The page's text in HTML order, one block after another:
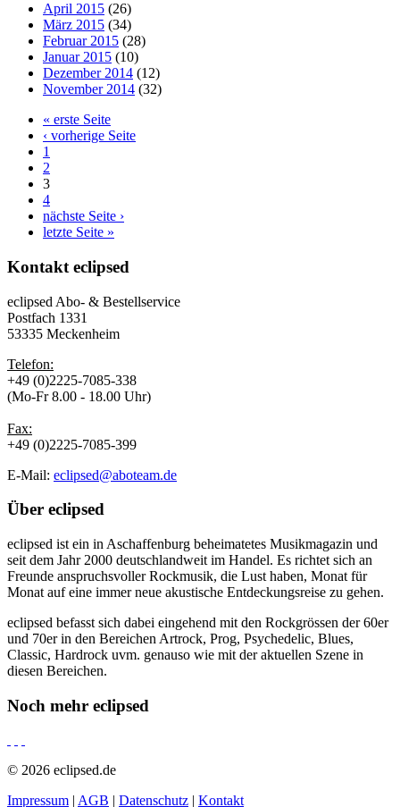
April 2015 (26)
März 2015 (34)
Februar 2015 (28)
Januar 2015 (10)
Dezember 2014 (12)
November 2014 (32)
« erste Seite
‹ vorherige Seite
1
2
3
4
nächste Seite ›
letzte Seite »
Kontakt eclipsed
eclipsed Abo- & Bestellservice
Postfach 1331
53335 Meckenheim
Telefon:
+49 (0)2225-7085-338
(Mo-Fr 8.00 - 18.00 Uhr)
Fax:
+49 (0)2225-7085-399
E-Mail: eclipsed@aboteam.de
Über eclipsed
eclipsed ist ein in Aschaffenburg beheimatetes Musikmagazin und
seit dem Jahr 2000 deutschlandweit im Handel. Es richtet sich an
Freunde anspruchsvoller Rockmusik, die Lust haben, Monat für
Monat auf eine immer neue akustische Entdeckungsreise zu gehen.
eclipsed befasst sich dabei eingehend mit den Rockgrössen der 60er
und 70er in den Bereichen Artrock, Prog, Psychedelic, Blues,
Classic, Hardrock uvm. genauso wie mit der aktuellen Szene in
diesen Bereichen.
Noch mehr eclipsed
© 2026 eclipsed.de
Impressum AGB Datenschutz Kontakt